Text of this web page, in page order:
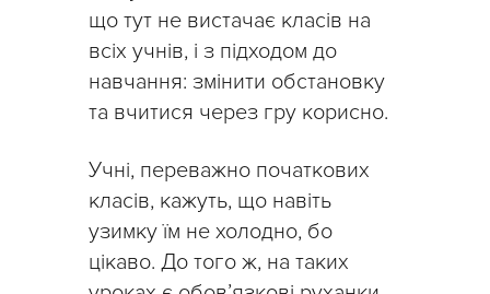
що тут не вистачає класів на
всіх учнів, і з підходом до
навчання: змінити обстановку
та вчитися через гру корисно.
Учні, переважно початкових
класів, кажуть, що навіть
узимку їм не холодно, бо
цікаво. До того ж, на таких